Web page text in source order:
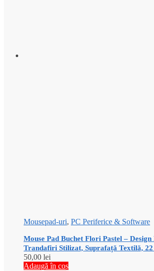
Mousepad-uri, PC Periferice & Software
Mouse Pad Buchet Flori Pastel –
Trandafiri Stilizat, Suprafață Textilă,
50,00 lei
Adaugă în coș